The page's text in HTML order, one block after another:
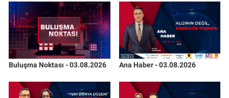
Buluşma Noktası - 03.08.2026 Ana Haber - 03.08.2026